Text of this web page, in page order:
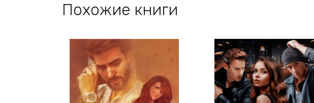
Похожие книги